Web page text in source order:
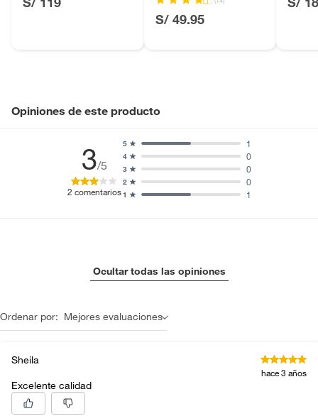
S/ 49.95
Opiniones de este producto
3/5
2 comentarios1 1
2 0
3 0
4 0
5 1
Ocultar todas las opiniones
Ordenar por: Mejores evaluaciones
Sheila
hace 3 años
Excelente calidad